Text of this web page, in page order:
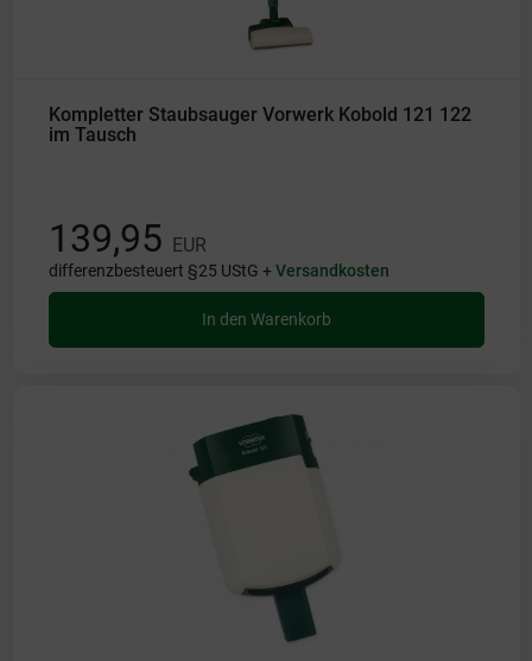
Kompletter Staubsauger Vorwerk Kobold 121 122
im Tausch
139,95 EUR
differenzbesteuert §25 UStG +Versandkosten
In den Warenkorb